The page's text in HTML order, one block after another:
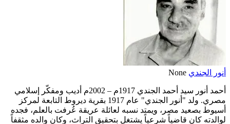
أنور الجندي None
أحمد أنور سيد أحمد الجندي 1917م – 2002م أديب ومفكّر إسلامي
مصري. ولد "أنور الجندي" عام 1917 بقرية ديروط التابعة لمركز
أسيوط بصعيد مصر، ويمتد نسبه لعائلة عريقة عُرفت بالعلم، فجده
لوالدته كان قاضياً شرعياً يشتغل بتحقيق التراث، وكان والده مثقفاً